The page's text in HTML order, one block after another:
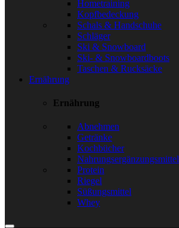
Hometraining
Kopfbedeckung
Schals & Handschuhe
Schläger
Ski & Snowboard
Ski- & Snowboardboots
Taschen & Rucksäcke
Ernährung
Ernährung
Abnehmen
Getränke
Kochbücher
Nahrungsergänzungsmittel
Protein
Riegel
Süßungsmittel
Whey